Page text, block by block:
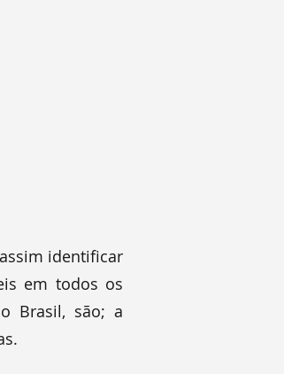
identificar
em todos os
Brasil, são; a